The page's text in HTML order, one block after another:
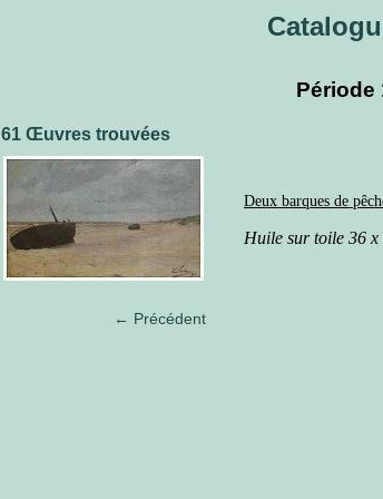
Période
61 Œuvres trouvées
Deux barques de
Huile sur toile 36 x
← Précédent